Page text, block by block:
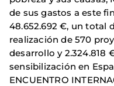
de sus gastos a este
48.652.692 €, un total
realización de 570
desarrollo y 2.324.818
sensibilización en
ENCUENTRO